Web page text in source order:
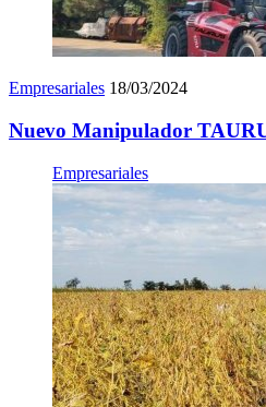
Empresariales 18/03/2024
Nuevo Manipulador
Empresariales